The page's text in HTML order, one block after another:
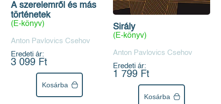
A szerelemről és más
történetek
(E-könyv)
Anton Pavlovics Csehov
Eredeti ár:
3 099 Ft
Kosárba
Sirály
(E-könyv)
Anton Pavlovics Csehov
Eredeti ár:
1 799 Ft
Kosárba